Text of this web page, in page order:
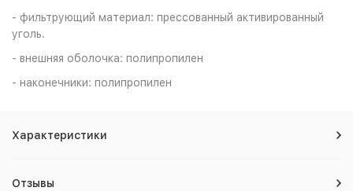
- фильтрующий материал: прессованный активированный
уголь.
- внешняя оболочка: полипропилен
- наконечники: полипропилен
Характеристики
Отзывы